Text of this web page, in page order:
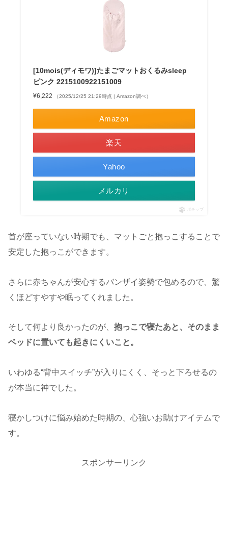
[10mois(ディモワ)]たまごマットおくるみsleep
ピンク 2215100922151009
¥6,222 （2025/12/25 21:29時点 | Amazon調べ）
Amazon
楽天
Yahoo
メルカリ
ポチップ
首が座っていない時期でも、マットごと抱っこすることで
安定した抱っこができます。
さらに赤ちゃんが安心するバンザイ姿勢で包めるので、驚
くほどすやすや眠ってくれました。
そして何より良かったのが、 抱っこで寝たあと、そのまま
ベッドに置いても起きにくいこと。
いわゆる“背中スイッチ”が入りにくく、そっと下ろせるの
が本当に神でした。
寝かしつけに悩み始めた時期の、心強いお助けアイテムで
す。
スポンサーリンク